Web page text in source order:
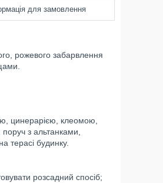
для замовлення
рожевого забарвлення
цинерарією, клеомою,
з альтанками,
терасі будинку.
розсадний спосіб;